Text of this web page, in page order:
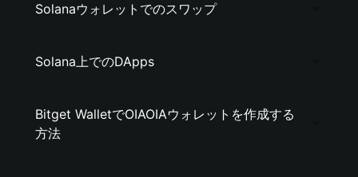
Solanaウォレットでのスワップ
Solana上でのDApps
Bitget WalletでOIAOIAウォレットを作成する
方法